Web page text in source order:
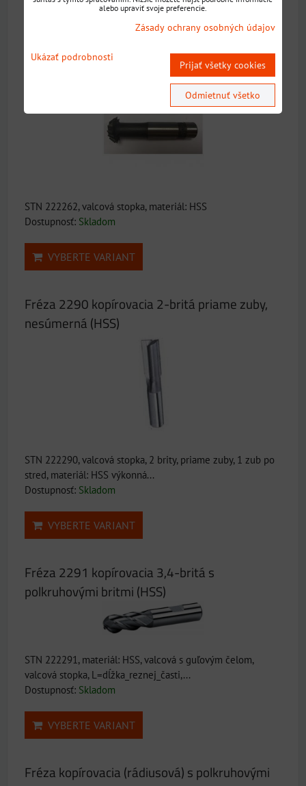
VYBERTE VARIANT
Fréza 2262 tvarová uhlová s valcovou stopkou
STN 222262, valcová stopka, materiál: HSS
Dostupnosť: Skladom
VYBERTE VARIANT
Fréza 2290 kopírovacia 2-britá priame zuby,
nesúmerná (HSS)
STN 222290, valcová stopka, 2 brity, priame zuby, 1 zub po
stred, materiál: HSS výkonná...
Dostupnosť: Skladom
VYBERTE VARIANT
Fréza 2291 kopírovacia 3,4-britá s
polkruhovými britmi (HSS)
STN 222291, materiál: HSS, valcová s guľovým čelom,
valcová stopka, L=dĺžka_reznej_časti,...
Dostupnosť: Skladom
VYBERTE VARIANT
Fréza kopírovacia (rádiusová) s polkruhovými
alebo upraviť svoje preferencie.
Zásady ochrany osobných údajov
Ukázať podrobnosti
Prijať všetky cookies
Odmietnuť všetko